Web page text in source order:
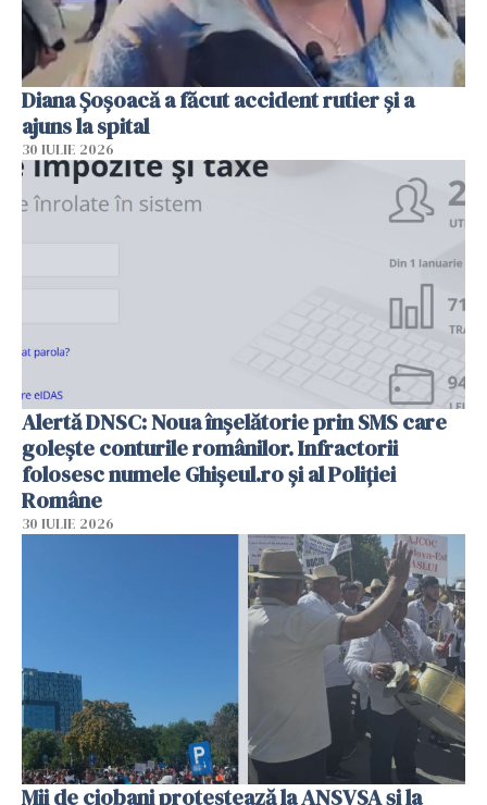
Diana Șoșoacă a făcut accident rutier și a
ajuns la spital
30 IULIE 2026
Alertă DNSC: Noua înșelătorie prin SMS care
golește conturile românilor. Infractorii
folosesc numele Ghișeul.ro și al Poliției
Române
30 IULIE 2026
Mii de ciobani protestează la ANSVSA și la